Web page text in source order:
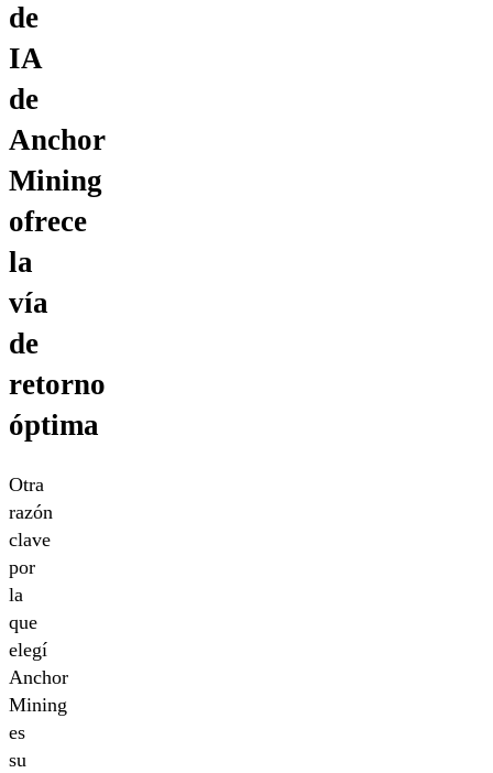
de
IA
de
Anchor
Mining
ofrece
la
vía
de
retorno
óptima
Otra
razón
clave
por
la
que
elegí
Anchor
Mining
es
su